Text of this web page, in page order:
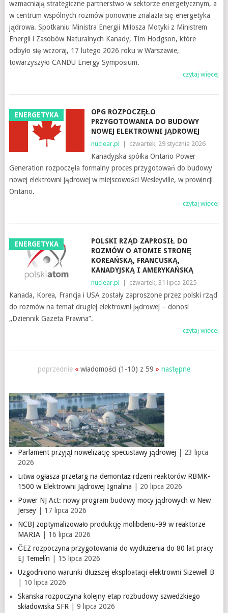
wzmacniają strategiczne partnerstwo w sektorze energetycznym, a
w centrum wspólnych rozmów ponownie znalazła się energetyka
jądrowa. Spotkaniu Ministra Energii Miłosza Motyki z Ministrem
Energii i Zasobów Naturalnych Kanady, Tim Hodgson, które
odbyło się wczoraj, 17 lutego 2026 roku w Warszawie,
towarzyszyło CANDU Energy Symposium.
czytaj więcej
ENERGETYKA
OPG ROZPOCZĘŁO
PRZYGOTOWANIA DO BUDOWY
NOWEJ ELEKTROWNI JĄDROWEJ
nuclear.pl czwartek, 29 stycznia 2026
Kanadyjska spółka Ontario Power
Generation rozpoczęła formalny proces przygotowań do budowy
nowej elektrowni jądrowej w miejscowości Wesleyville, w prowincji
Ontario.
czytaj więcej
ENERGETYKA
POLSKI RZĄD ZAPROSIŁ DO
ROZMÓW O ATOMIE STRONĘ
KOREAŃSKĄ, FRANCUSKĄ,
KANADYJSKĄ I AMERYKAŃSKĄ
nuclear.pl czwartek, 31 lipca 2025
Kanada, Korea, Francja i USA zostały zaproszone przez polski rząd
do rozmów na temat drugiej elektrowni jądrowej – donosi
„Dziennik Gazeta Prawna”.
czytaj więcej
poprzednie «wiadomości (1-10) z 59 » następne
Parlament przyjął nowelizację specustawy jądrowej | 23 lipca
2026
Litwa ogłasza przetarg na demontaż rdzeni reaktorów RBMK-
1500 w Elektrowni Jądrowej Ignalina | 20 lipca 2026
Power NJ Act: nowy program budowy mocy jądrowych w New
Jersey| 17 lipca 2026
NCBJ zoptymalizowało produkcję molibdenu-99 w reaktorze
MARIA | 16 lipca 2026
ČEZ rozpoczyna przygotowania do wydłużenia do 80 lat pracy
EJ Temelín | 15 lipca 2026
Uzgodniono warunki dłuższej eksploatacji elektrowni Sizewell B
| 10 lipca 2026
Skanska rozpoczyna kolejny etap rozbudowy szwedzkiego
składowiska SFR | 9 lipca 2026